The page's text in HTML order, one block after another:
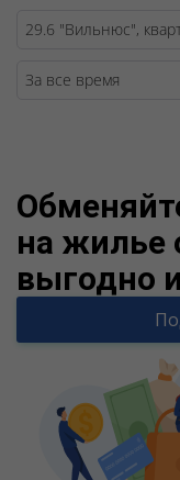
на жилье
выгодно